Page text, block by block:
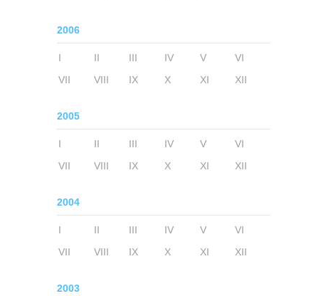
2006
I II III IV V
VI
VII
VIII IX X XI XII
2005
I II III IV V
VI
VII
VIII IX X XI XII
2004
I II III IV V
VI
VII
VIII IX X XI XII
2003